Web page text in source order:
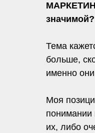
Тема
больше,
именно
Моя
понимании
их, либо